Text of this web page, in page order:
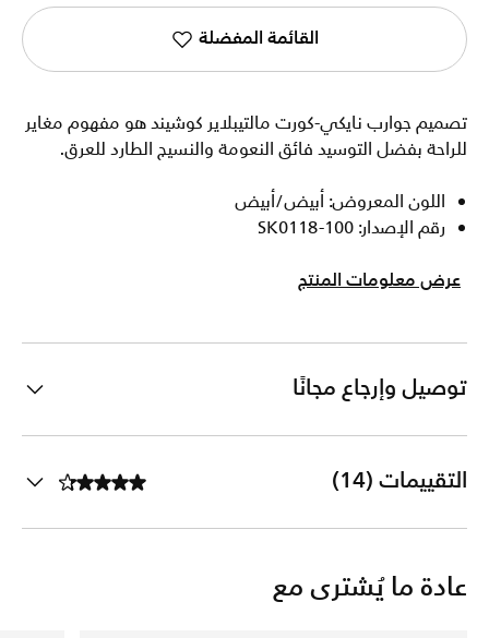
القائمة المفضلة
تصميم جوارب نايكي-كورت مالتيبلاير كوشيند هو مفهوم مغاير
للراحة بفضل التوسيد فائق النعومة والنسيج الطارد للعرق.
اللون المعروض: أبيض/أبيض
رقم الإصدار: SK0118-100
عرض معلومات المنتج
توصيل وإرجاع مجانًا
التقييمات (14)
عادة ما يُشترى مع